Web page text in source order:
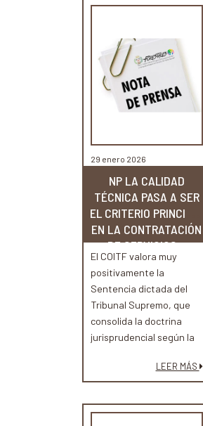
la protección del territorio.
29 enero 2026
NP LA CALIDAD
TÉCNICA PASA A SER
EL CRITERIO PRINCIPAL
EN LA CONTRATACIÓN
DE SERVICIOS...
El COITF valora muy
positivamente la
Sentencia dictada del
Tribunal Supremo, que
consolida la doctrina
jurisprudencial según la
ingeniería tienen la
consideración de
prestaciones de carácter
LEER MÁS